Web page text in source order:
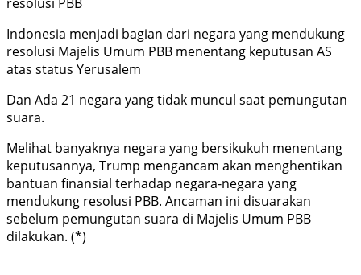
Indonesia menjadi bagian dari negara yang mendukung
resolusi Majelis Umum PBB menentang keputusan AS
atas status Yerusalem
Dan Ada 21 negara yang tidak muncul saat pemungutan
suara.
Melihat banyaknya negara yang bersikukuh menentang
keputusannya, Trump mengancam akan menghentikan
bantuan finansial terhadap negara-negara yang
mendukung resolusi PBB. Ancaman ini disuarakan
sebelum pemungutan suara di Majelis Umum PBB
dilakukan. (*)